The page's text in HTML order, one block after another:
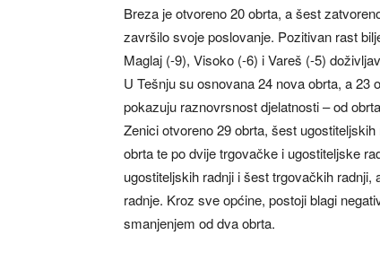
Breza je otvoreno 20 obrta, a šest
završilo svoje poslovanje. Pozitivan rast
Maglaj (-9), Visoko (-6) i Vareš (-5)
U Tešnju su osnovana 24 nova obrta, a
pokazuju raznovrsnost djelatnosti – od
Zenici otvoreno 29 obrta, šest
obrta te po dvije trgovačke i ugostiteljske
ugostiteljskih radnji i šest trgovačkih
radnje. Kroz sve općine, postoji blagi
smanjenjem od dva obrta.